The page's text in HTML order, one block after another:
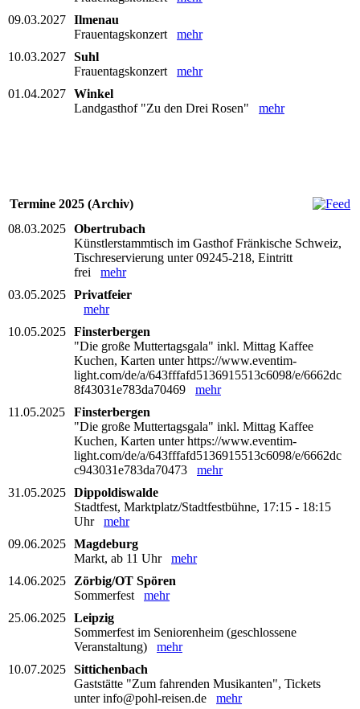
09.03.2027 Ilmenau
Frauentagskonzert mehr
10.03.2027 Suhl
Frauentagskonzert mehr
01.04.2027 Winkel
Landgasthof "Zu den Drei Rosen" mehr
Termine 2025 (Archiv)
08.03.2025 Obertrubach
Künstlerstammtisch im Gasthof Fränkische Schweiz,
Tischreservierung unter 09245-218, Eintritt
frei mehr
03.05.2025 Privatfeier
mehr
10.05.2025 Finsterbergen
"Die große Muttertagsgala" inkl. Mittag Kaffee
Kuchen, Karten unter https://www.eventim-
light.com/de/a/643fffafd5136915513c6098/e/6662dc
8f43031e783da70469 mehr
11.05.2025
Finsterbergen
"Die große Muttertagsgala" inkl. Mittag Kaffee
Kuchen, Karten unter https://www.eventim-
light.com/de/a/643fffafd5136915513c6098/e/6662dc
c943031e783da70473 mehr
31.05.2025 Dippoldiswalde
Stadtfest, Marktplatz/Stadtfestbühne, 17:15 - 18:15
Uhr mehr
09.06.2025 Magdeburg
Markt, ab 11 Uhr mehr
14.06.2025
Zörbig/OT Spören
Sommerfest mehr
25.06.2025 Leipzig
Sommerfest im Seniorenheim (geschlossene
Veranstaltung) mehr
10.07.2025 Sittichenbach
Gaststätte "Zum fahrenden Musikanten", Tickets
unter info@pohl-reisen.de mehr